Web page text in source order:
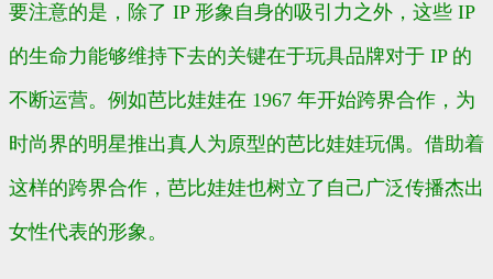
要注意的是，除了 IP 形象自身的吸引力之外，这些 IP
的生命力能够维持下去的关键在于玩具品牌对于 IP 的
不断运营。例如芭比娃娃在 1967 年开始跨界合作，为
时尚界的明星推出真人为原型的芭比娃娃玩偶。借助着
这样的跨界合作，芭比娃娃也树立了自己广泛传播杰出
女性代表的形象。